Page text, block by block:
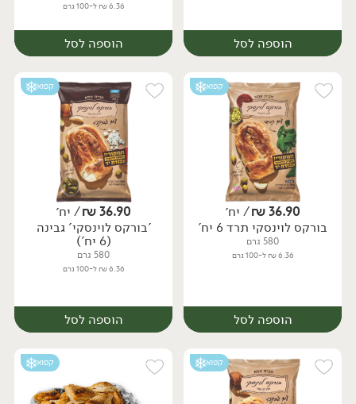
הוספה לסל
יח׳
6.36 ₪ ל-100 גרם
הוספה לסל
יח׳
קפוא
36.90
₪/ יח׳
בורקס לוינסקי תרד 6 יח'
580 גרם
6.36 ₪ ל-100 גרם
הוספה לסל
קפוא
36.90
₪/ יח׳
'בורקס לוינסקי' גבינה
(6 יח')
580 גרם
6.36 ₪ ל-100 גרם
הוספה לסל
קפוא קפוא